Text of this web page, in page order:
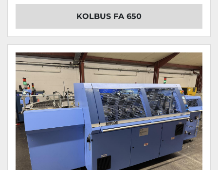
KOLBUS FA 650